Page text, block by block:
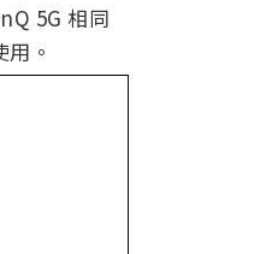
5G 相同
。